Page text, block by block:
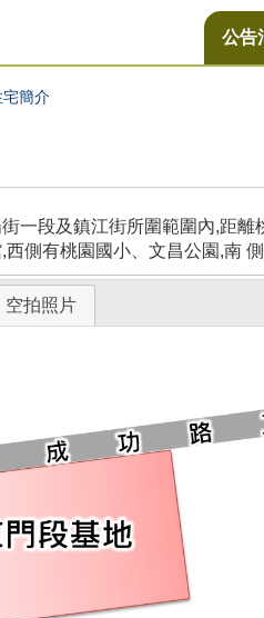
公告
簡介
一段及鎮江街所圍範圍內,距
側有桃園國小、文昌公園,南
空拍照片